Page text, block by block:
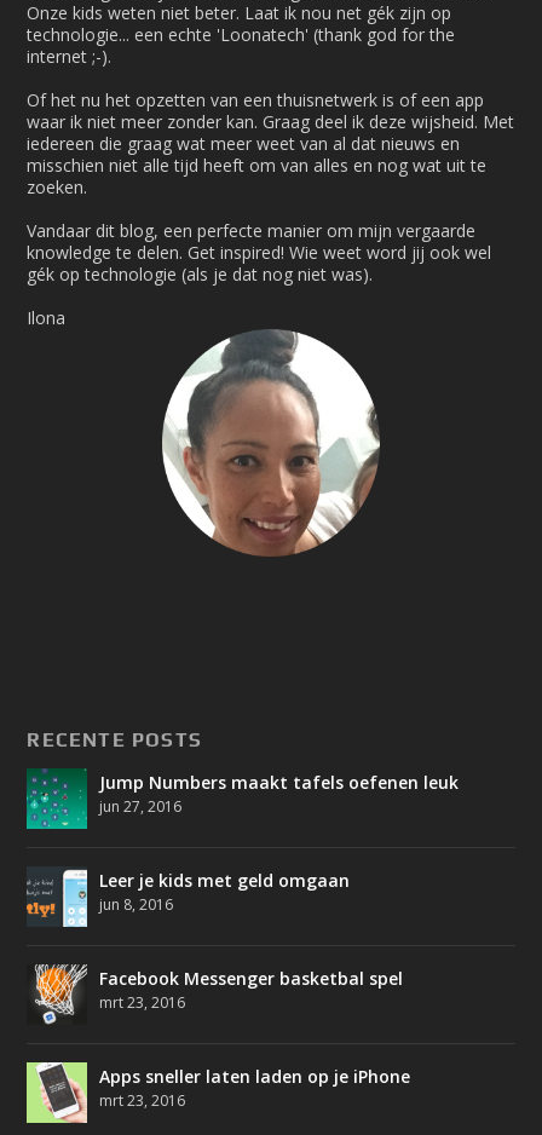
Onze kids weten niet beter. Laat ik nou net gék zijn op
technologie... een echte 'Loonatech' (thank god for the
internet ;-).
Of het nu het opzetten van een thuisnetwerk is of een app
waar ik niet meer zonder kan. Graag deel ik deze wijsheid. Met
iedereen die graag wat meer weet van al dat nieuws en
misschien niet alle tijd heeft om van alles en nog wat uit te
zoeken.
Vandaar dit blog, een perfecte manier om mijn vergaarde
knowledge te delen. Get inspired! Wie weet word jij ook wel
gék op technologie (als je dat nog niet was).
Ilona
RECENTE POSTS
Jump Numbers maakt tafels oefenen leuk
jun 27, 2016
Leer je kids met geld omgaan
jun 8, 2016
Facebook Messenger basketbal spel
mrt 23, 2016
Apps sneller laten laden op je iPhone
mrt 23, 2016